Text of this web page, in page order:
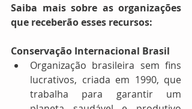
Saiba mais sobre as organizações
que receberão esses recursos:
Conservação Internacional Brasil
Organização brasileira sem fins
lucrativos, criada em 1990, que
trabalha para garantir um